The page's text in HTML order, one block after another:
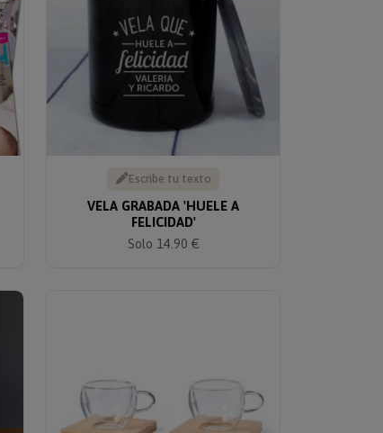
Escribe tu texto
VELA GRABADA 'HUELE A
FELICIDAD'
Solo 14.90 €